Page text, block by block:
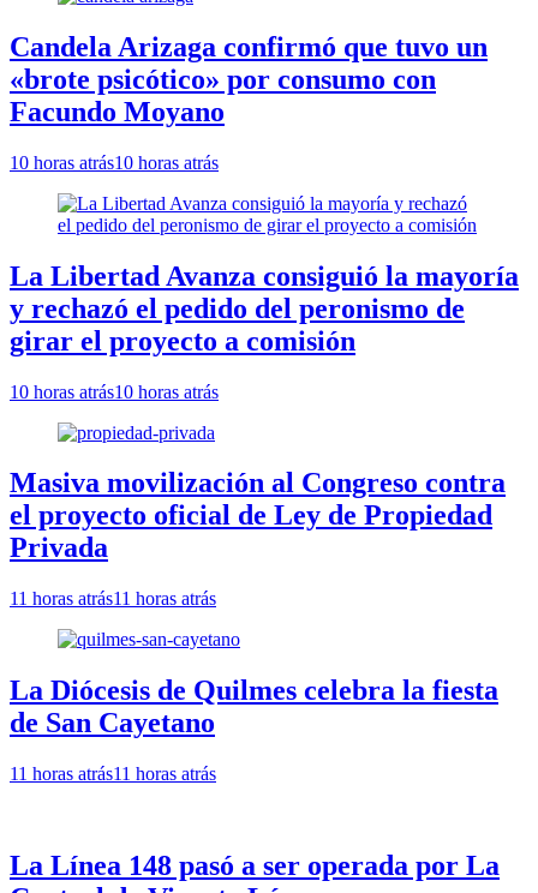
Candela Arizaga confirmó que tuvo un
«brote psicótico» por consumo con
Facundo Moyano
10 horas atrás10 horas atrás
La Libertad Avanza consiguió la mayoría
y rechazó el pedido del peronismo de
girar el proyecto a comisión
10 horas atrás10 horas atrás
Masiva movilización al Congreso contra
el proyecto oficial de Ley de Propiedad
Privada
11 horas atrás11 horas atrás
La Diócesis de Quilmes celebra la fiesta
de San Cayetano
11 horas atrás11 horas atrás
La Línea 148 pasó a ser operada por La